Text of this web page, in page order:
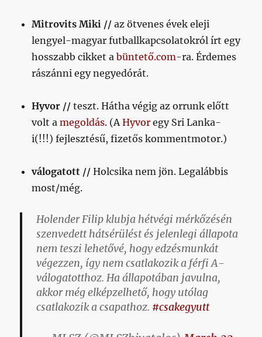
bejegyzéshez
Mitrovits Miki // az ötvenes évek eleji
lengyel-magyar futballkapcsolatokról írt egy
hosszabb cikket abüntető.com-ra. Érdemes
rászánni egy negyedórát.
Hyvor // teszt. Hátha végig az orrunk előtt
volt amegoldás. (AHyvor egy Sri Lanka-
i(!!!) fejlesztésű, fizetős kommentmotor.)
válogatott // Holcsika nem jön. Legalábbis
most/még.
Holender Filip klubja hétvégi mérkőzésén
szenvedett hátsérülést és jelenlegi állapota
nem teszi lehetővé, hogy edzésmunkát
végezzen, így nem csatlakozik a férfi A-
válogatotthoz. Ha állapotában javulna,
akkor még elképzelhető, hogy utólag
csatlakozik a csapathoz. #csakegyutt